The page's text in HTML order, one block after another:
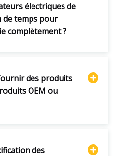
électriques de
de temps pour
complètement ?
des produits
OEM ou
des